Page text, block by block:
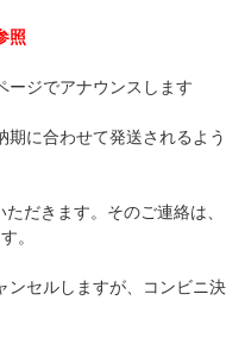
照
ージでアナウンスします
期に合わせて発送されるよう
だきます。そのご連絡は、
。
ンセルしますが、コンビニ決